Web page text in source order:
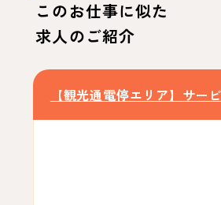
このお仕事に似た
求人のご紹介
【観光通電停エリア】サー